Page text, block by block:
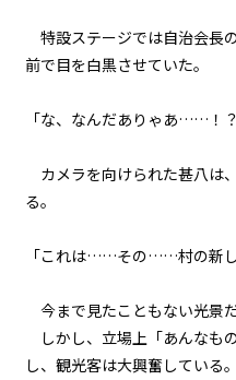
逆
054
仇
特設ステージでは自治会長
前で目を白黒させていた。
「な、なんだありゃあ……！？
カメラを向けられた甚八は
る。
「これは……その……村の新
今まで見たこともない光景
しかし、立場上「あんなも
し、観光客は大興奮している。